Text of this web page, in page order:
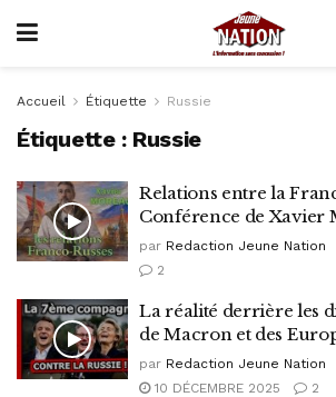
Accueil Étiquette Russie
Étiquette : Russie
Relations entre la
Conférence de Xavier
par Redaction Jeune Nation
2
La réalité derrière les
de Macron et des
par Redaction Jeune Nation
10 DÉCEMBRE 2025
2